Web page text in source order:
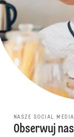
NASZE SOCIAL MEDIA
Obserwuj nas